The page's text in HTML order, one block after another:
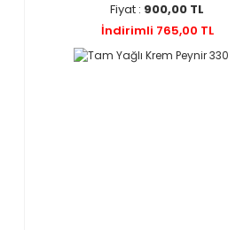
Fiyat : 900,00 TL
İndirimli 765,00 TL